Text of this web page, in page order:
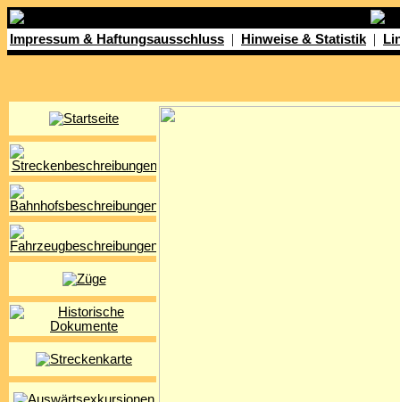
Impressum & Haftungsausschluss | Hinweise & Statistik |